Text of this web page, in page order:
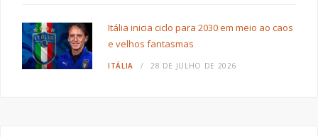
Itália inicia ciclo para 2030 em meio ao caos
e velhos fantasmas
ITÁLIA 28 DE JULHO DE 2026